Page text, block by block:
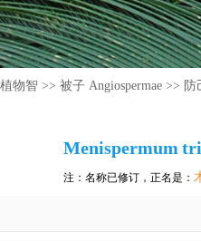
植物智 >> 被子 Angiospermae >> 防
Menispermum
注：名称已修订，正名是：